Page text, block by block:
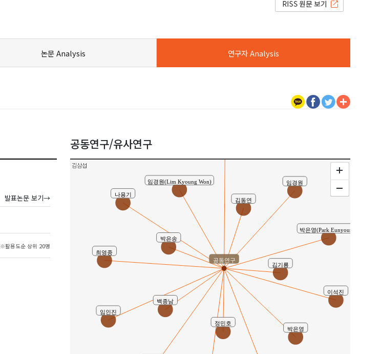
논문 Analysis 연구자 Analysis
발표논문 보기→
※활용도순 상위 20명
공동연구/유사연구
김삼섭
임경원
박은영
나용기
김기룡
박은송
백종남
이석진
박은영(Park Eunyoung)
임인진
김동연
임경원(Lim Kyoung Won)
정민호
최영종
공동연구
유사연구